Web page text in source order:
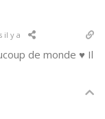
il y a
de monde ♥ Il